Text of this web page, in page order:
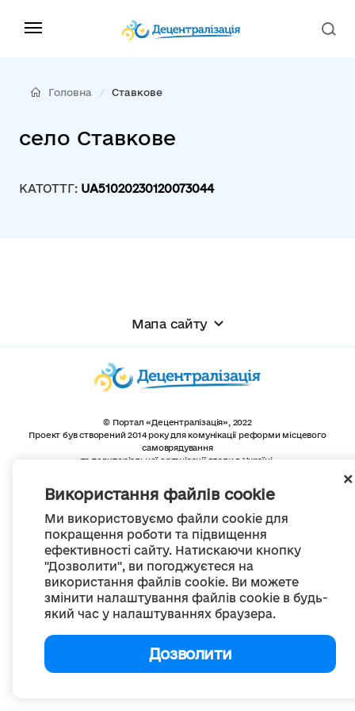
Використання файлів cookie
Ми використовуємо файли cookie для
покращення роботи та підвищення
ефективності сайту. Натискаючи кнопку
"Дозволити", ви погоджуєтеся на
використання файлів cookie. Ви можете
змінити налаштування файлів cookie в будь-
який час у налаштуваннях браузера.
Дозволити
Головна Ставкове
село Ставкове
КАТОТТГ: UA51020230120073044
Мапа сайту
© Портал «Децентралізація», 2022
Проект був створений 2014 року для комунікації реформи місцевого
самоврядування
та територіальної організації влади в Україні.
Весь контент доступний за ліцензією
Creative Commons Attribution 4.0 International license,
якщо не зазначено інше